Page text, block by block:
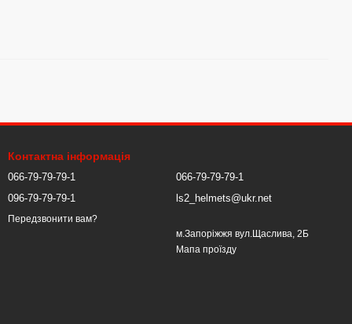
Контактна інформація
066-79-79-79-1
096-79-79-79-1
Передзвонити вам?
066-79-79-79-1
ls2_helmets@ukr.net
м.Запоріжжя вул.Щаслива, 2Б
Мапа проїзду